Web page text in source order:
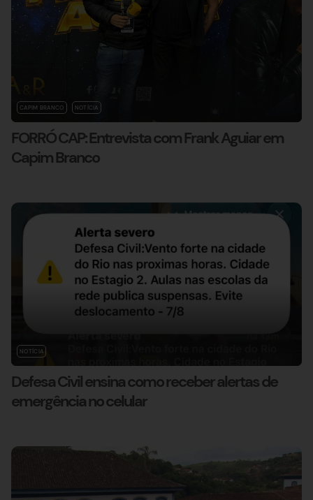
CAPIM BRANCO NOTÍCIA
FORRÓ CAP: Entrevista com Frank Aguiar em
Capim Branco
NOTÍCIA
Defesa Civil ensina como receber alertas de
emergência no celular